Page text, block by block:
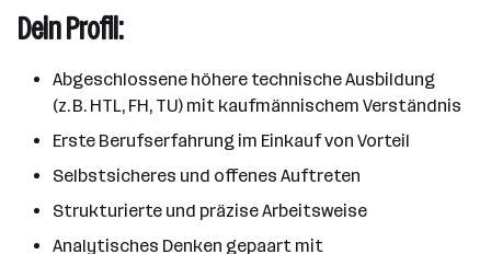
Dein Profil:
Abgeschlossene höhere technische Ausbildung
(z. B. HTL, FH, TU) mit kaufmännischem Verständnis
Erste Berufserfahrung im Einkauf von Vorteil
Selbstsicheres und offenes Auftreten
Strukturierte und präzise Arbeitsweise
Analytisches Denken gepaart mit